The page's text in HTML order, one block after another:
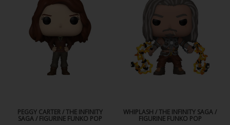
PEGGY CARTER / THE INFINITY
SAGA / FIGURINE FUNKO POP
WHIPLASH / THE INFINITY SAGA /
FIGURINE FUNKO POP